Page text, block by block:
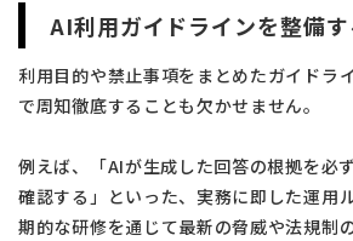
AI利用ガイドラインを整備す
利用目的や禁止事項をまとめたガイドラ
で周知徹底することも欠かせません。
例えば、「AIが生成した回答の根拠を必
確認する」といった、実務に即した運用
期的な研修を通じて最新の脅威や法規制